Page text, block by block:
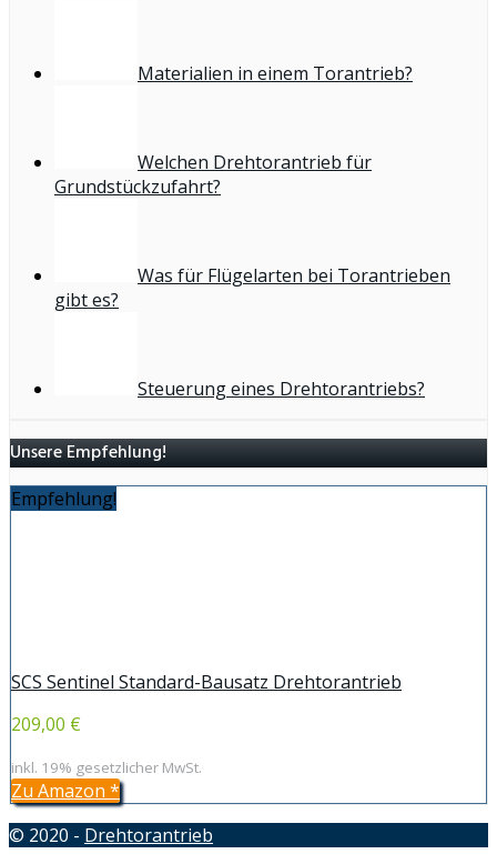
Materialien in einem Torantrieb?
Welchen Drehtorantrieb für
Grundstückzufahrt?
Was für Flügelarten bei Torantrieben
gibt es?
Steuerung eines Drehtorantriebs?
Unsere Empfehlung!
Empfehlung!
SCS Sentinel Standard-Bausatz Drehtorantrieb
209,00 €
inkl. 19% gesetzlicher MwSt.
Zu Amazon *
© 2020 - Drehtorantrieb